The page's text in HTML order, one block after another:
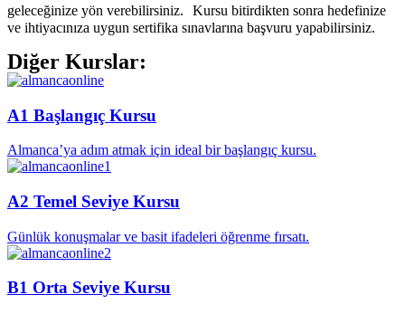
geleceğinize yön verebilirsiniz. Kursu bitirdikten sonra hedefinize
ve ihtiyacınıza uygun sertifika sınavlarına başvuru yapabilirsiniz.
Diğer Kurslar:
A1 Başlangıç Kursu
Almanca’ya adım atmak için ideal bir başlangıç kursu.
A2 Temel Seviye Kursu
Günlük konuşmalar ve basit ifadeleri öğrenme fırsatı.
B1 Orta Seviye Kursu